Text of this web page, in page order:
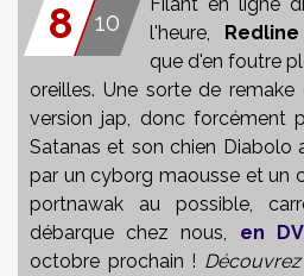
8 10
l'heure, Redline
que d'en foutre
oreilles. Une sorte de remake
version jap, donc forcément
Satanas et son chien Diabolo
par un cyborg maousse et un
portnawak au possible,
débarque chez nous, en
octobre prochain !